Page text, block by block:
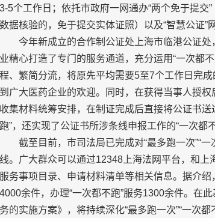
3-5个工作日；依托市政府一网通办“两个免于提交
数据核验的，免于提交实体证照）以及“智慧公证”
今年新成立的合作制公证处上海市临港公证
业精心打造了专门的服务通道，充分运用“一次都
程、繁简分流，将原先平均需要5至7个工作日完
到广大医药企业的欢迎。同时，在获得当事人授
收集材料统筹安排，在制证完成后直接将公证书
跑”，还实现了公证书所涉条线申报工作的“一次都不
截至目前，市司法局已完成对“最多跑一次”“
线。广大群众可以通过12348上海法网平台，和上
服务事项目录、申请材料清单等相关信息。据介
4000余件，办理“一次都不跑”服务1300余件。在
务的实施方案》，将持续深化“最多跑一次”“一次